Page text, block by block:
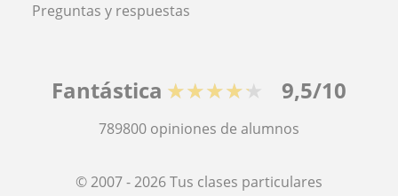
Preguntas y respuestas
Fantástica ★★★★★ 9,5/10
789800 opiniones de alumnos
© 2007 - 2026 Tus clases particulares